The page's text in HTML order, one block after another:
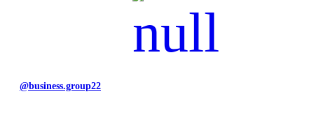
@business.group22